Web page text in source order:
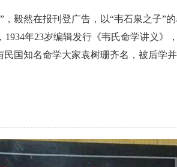
毅然在报刊登广告，以“韦石泉之子”
年23岁编辑发行《韦氏命学讲义》
国知名命学大家袁树珊齐名，被后学并